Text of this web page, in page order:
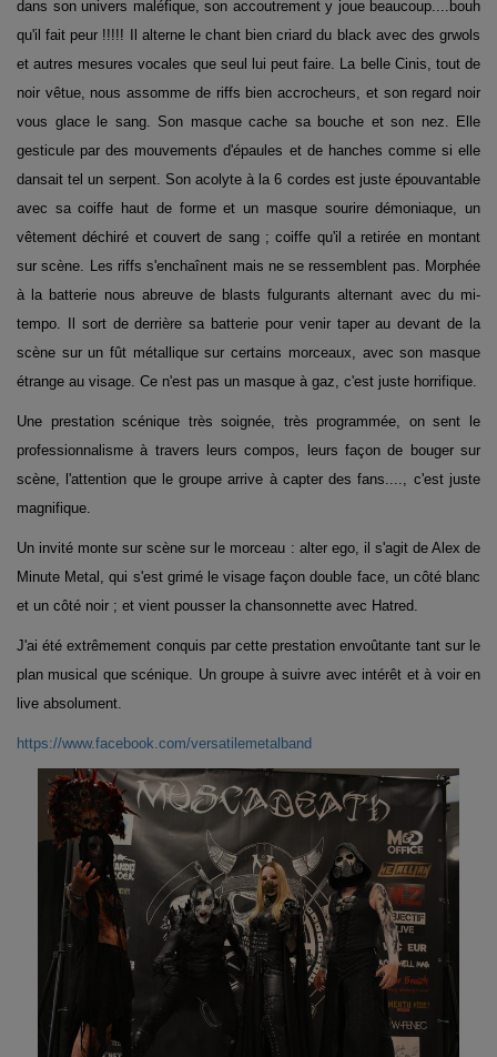
dans son univers maléfique, son accoutrement y joue beaucoup....bouh
qu'il fait peur !!!!! Il alterne le chant bien criard du black avec des grwols
et autres mesures vocales que seul lui peut faire. La belle Cinis, tout de
noir vêtue, nous assomme de riffs bien accrocheurs, et son regard noir
vous glace le sang. Son masque cache sa bouche et son nez. Elle
gesticule par des mouvements d'épaules et de hanches comme si elle
dansait tel un serpent. Son acolyte à la 6 cordes est juste épouvantable
avec sa coiffe haut de forme et un masque sourire démoniaque, un
vêtement déchiré et couvert de sang ; coiffe qu'il a retirée en montant
sur scène. Les riffs s'enchaînent mais ne se ressemblent pas. Morphée
à la batterie nous abreuve de blasts fulgurants alternant avec du mi-
tempo. Il sort de derrière sa batterie pour venir taper au devant de la
scène sur un fût métallique sur certains morceaux, avec son masque
étrange au visage. Ce n'est pas un masque à gaz, c'est juste horrifique.
Une prestation scénique très soignée, très programmée, on sent le
professionnalisme à travers leurs compos, leurs façon de bouger sur
scène, l'attention que le groupe arrive à capter des fans...., c'est juste
magnifique.
Un invité monte sur scène sur le morceau : alter ego, il s'agit de Alex de
Minute Metal, qui s'est grimé le visage façon double face, un côté blanc
et un côté noir ; et vient pousser la chansonnette avec Hatred.
J'ai été extrêmement conquis par cette prestation envoûtante tant sur le
plan musical que scénique. Un groupe à suivre avec intérêt et à voir en
live absolument.
https://www.facebook.com/versatilemetalband